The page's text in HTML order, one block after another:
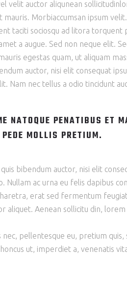
velit auctor aliqunean
mauris. Morbiaccumsan ipsum
taciti sociosqu ad litora
a augue. Sed non neque elit.
egestas quam, ut aliquam
auctor, nisi elit consequat
Nam nec tellus a odio tincidunt
NATOQUE PENATIBUS ET
MOLLIS PRETIUM.
bibendum auctor, nisi elit
Nullam ac urna eu felis dapibus
erat sed fermentum
aliquet. Aenean sollicitu din,
nec, pellentesque eu, pretium
ut, imperdiet a, venenatis